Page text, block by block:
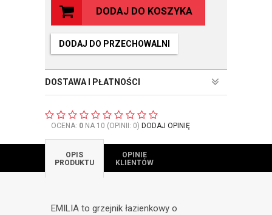
DODAJ DO KOSZYKA
DODAJ DO PRZECHOWALNI
DOSTAWA I PŁATNOŚCI
OCENA: 0 NA 10 (OPINII: 0) DODAJ OPINIĘ
OPIS
PRODUKTU
OPINIE
KLIENTÓW
EMILIA to grzejnik łazienkowy o